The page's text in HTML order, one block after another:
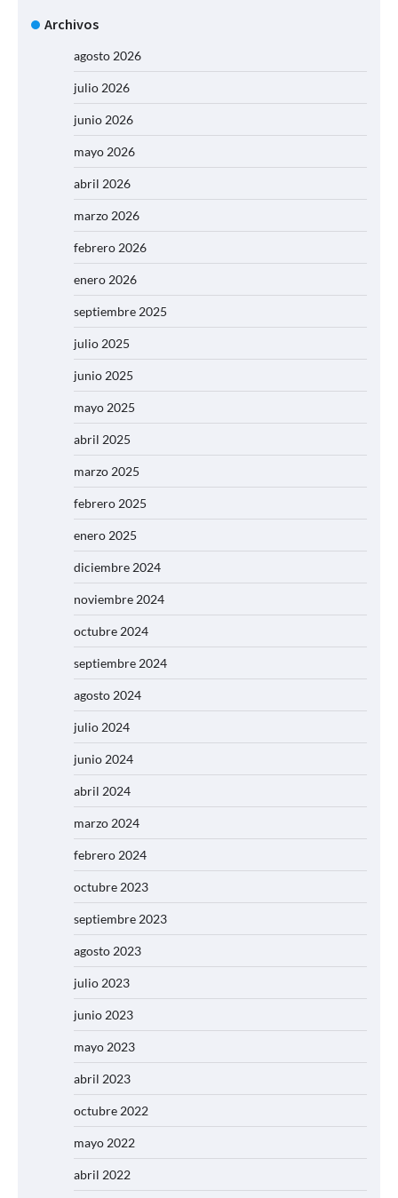
Archivos
agosto 2026
julio 2026
junio 2026
mayo 2026
abril 2026
marzo 2026
febrero 2026
enero 2026
septiembre 2025
julio 2025
junio 2025
mayo 2025
abril 2025
marzo 2025
febrero 2025
enero 2025
diciembre 2024
noviembre 2024
octubre 2024
septiembre 2024
agosto 2024
julio 2024
junio 2024
abril 2024
marzo 2024
febrero 2024
octubre 2023
septiembre 2023
agosto 2023
julio 2023
junio 2023
mayo 2023
abril 2023
octubre 2022
mayo 2022
abril 2022